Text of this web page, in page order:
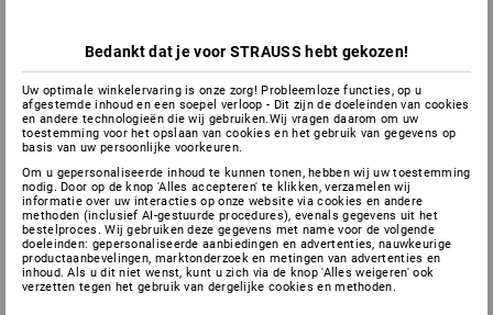
permanent waterdicht
Zoals beschermingsklasse S2, maar
permanent waterdicht
Zoals beschermingsklasse S3, maar
permanent waterdicht
Bedankt dat je voor STRAUSS hebt gekozen!
Uw optimale winkelervaring is onze zorg! Probleemloze functies, op u
afgestemde inhoud en een soepel verloop - Dit zijn de doeleinden van cookies
en andere technologieën die wij gebruiken.Wij vragen daarom om uw
toestemming voor het opslaan van cookies en het gebruik van gegevens op
basis van uw persoonlijke voorkeuren.
Om u gepersonaliseerde inhoud te kunnen tonen, hebben wij uw toestemming
nodig. Door op de knop 'Alles accepteren' te klikken, verzamelen wij
informatie over uw interacties op onze website via cookies en andere
methoden (inclusief AI-gestuurde procedures), evenals gegevens uit het
bestelproces. Wij gebruiken deze gegevens met name voor de volgende
doeleinden: gepersonaliseerde aanbiedingen en advertenties, nauwkeurige
productaanbevelingen, marktonderzoek en metingen van advertenties en
inhoud. Als u dit niet wenst, kunt u zich via de knop 'Alles weigeren' ook
verzetten tegen het gebruik van dergelijke cookies en methoden.